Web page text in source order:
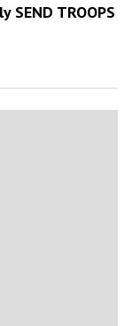
TROOPS